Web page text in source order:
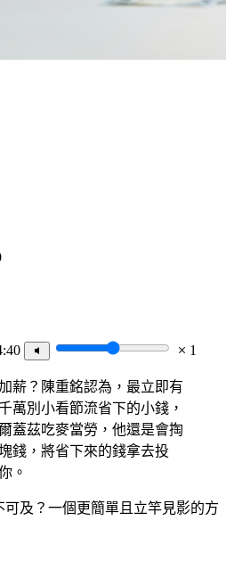
1
薪？陳重銘認為，最立即有
萬別小看節流省下的小錢，
蓋茲吃麥當勞，他還是會掏
錢，將省下來的錢拿去投
。
及？一個更簡單且立竿見影的方